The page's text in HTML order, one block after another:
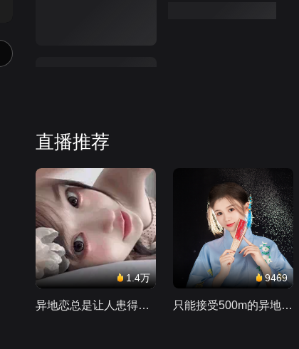
直播推荐
1.4万
异地恋总是让人患得患失。。。
9469
只能接受500m的异地恋，电动车没电了......